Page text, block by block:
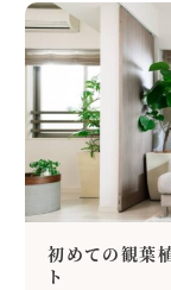
初めての観葉
ト